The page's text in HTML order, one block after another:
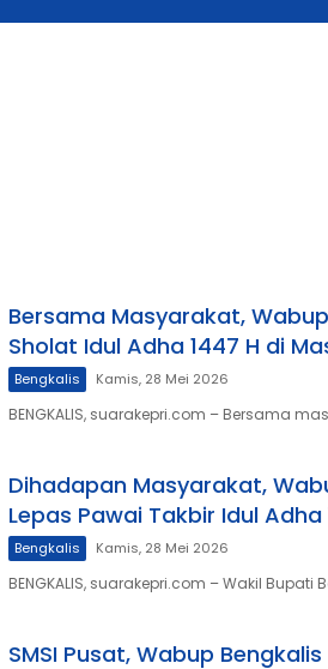
Bersama Masyarakat,
Sholat Idul Adha 1447 H di
Bengkalis Kamis, 28 Mei 2026
BENGKALIS, suarakepri.com – Bersama
Dihadapan Masyarakat,
Lepas Pawai Takbir Idul Adha
Bengkalis Kamis, 28 Mei 2026
BENGKALIS, suarakepri.com – Wakil Bupati
SMSI Pusat, Wabup